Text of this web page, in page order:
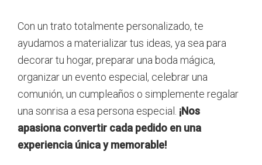
Con un trato totalmente personalizado, te
ayudamos a materializar tus ideas, ya sea para
decorar tu hogar, preparar una boda mágica,
organizar un evento especial, celebrar una
comunión, un cumpleaños o simplemente regalar
una sonrisa a esa persona especial. ¡Nos
apasiona convertir cada pedido en una
experiencia única y memorable!